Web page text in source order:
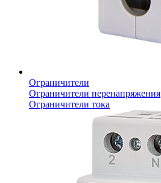
Ограничители
Ограничители перенапряжения
Ограничители тока